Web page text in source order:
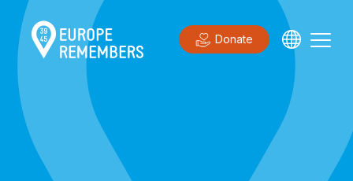
Donate